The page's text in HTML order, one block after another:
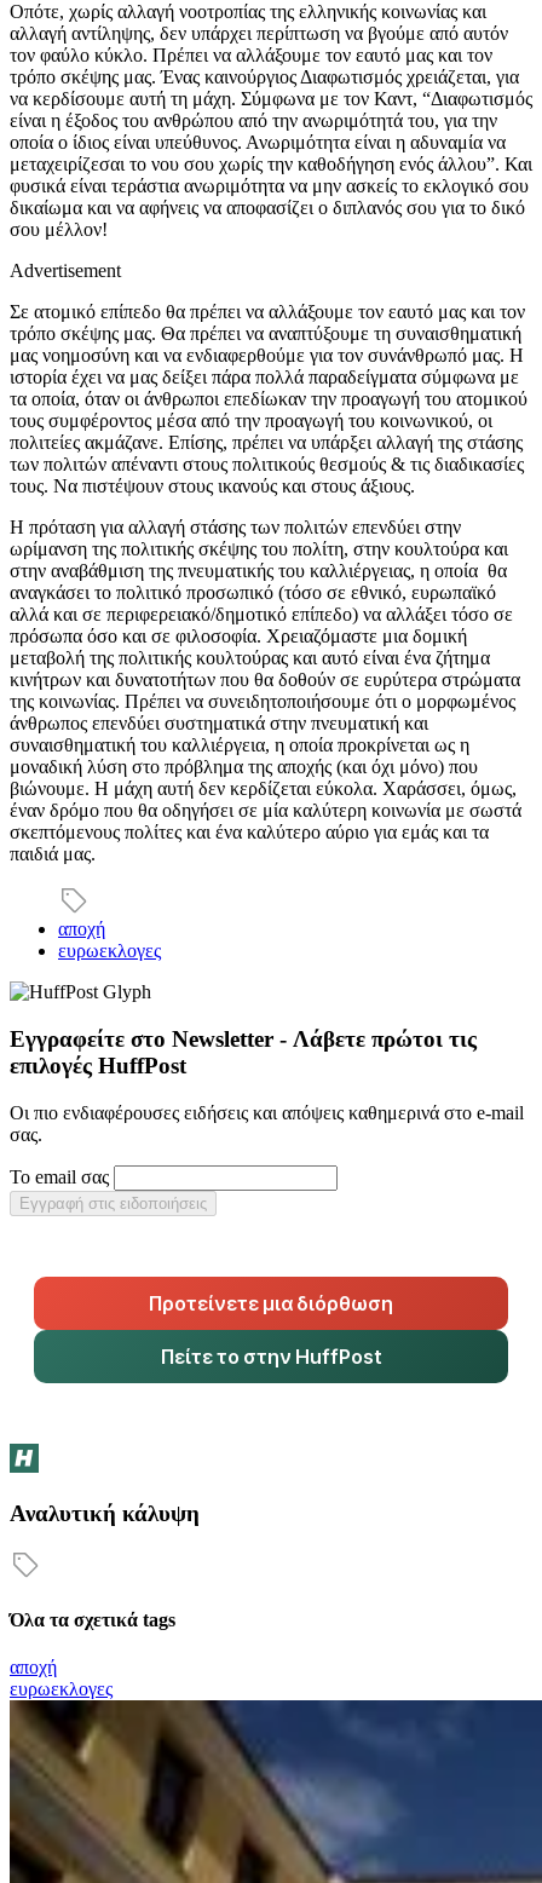
Οπότε, χωρίς αλλαγή νοοτροπίας της ελληνικής κοινωνίας και
αλλαγή αντίληψης, δεν υπάρχει περίπτωση να βγούμε από αυτόν
τον φαύλο κύκλο. Πρέπει να αλλάξουμε τον εαυτό μας και τον
τρόπο σκέψης μας. Ένας καινούργιος Διαφωτισμός χρειάζεται, για
να κερδίσουμε αυτή τη μάχη. Σύμφωνα με τον Καντ, “Διαφωτισμός
είναι η έξοδος του ανθρώπου από την ανωριμότητά του, για την
οποία ο ίδιος είναι υπεύθυνος. Ανωριμότητα είναι η αδυναμία να
μεταχειρίζεσαι το νου σου χωρίς την καθοδήγηση ενός άλλου”. Και
φυσικά είναι τεράστια ανωριμότητα να μην ασκείς το εκλογικό σου
δικαίωμα και να αφήνεις να αποφασίζει ο διπλανός σου για το δικό
σου μέλλον!
Advertisement
Σε ατομικό επίπεδο θα πρέπει να αλλάξουμε τον εαυτό μας και τον
τρόπο σκέψης μας. Θα πρέπει να αναπτύξουμε τη συναισθηματική
μας νοημοσύνη και να ενδιαφερθούμε για τον συνάνθρωπό μας. Η
ιστορία έχει να μας δείξει πάρα πολλά παραδείγματα σύμφωνα με
τα οποία, όταν οι άνθρωποι επεδίωκαν την προαγωγή του ατομικού
τους συμφέροντος μέσα από την προαγωγή του κοινωνικού, οι
πολιτείες ακμάζανε. Επίσης, πρέπει να υπάρξει αλλαγή της στάσης
των πολιτών απέναντι στους πολιτικούς θεσμούς & τις διαδικασίες
τους. Να πιστέψουν στους ικανούς και στους άξιους.
Η πρόταση για αλλαγή στάσης των πολιτών επενδύει στην
ωρίμανση της πολιτικής σκέψης του πολίτη, στην κουλτούρα και
στην αναβάθμιση της πνευματικής του καλλιέργειας, η οποία θα
αναγκάσει το πολιτικό προσωπικό (τόσο σε εθνικό, ευρωπαϊκό
αλλά και σε περιφερειακό/δημοτικό επίπεδο) να αλλάξει τόσο σε
πρόσωπα όσο και σε φιλοσοφία. Χρειαζόμαστε μια δομική
μεταβολή της πολιτικής κουλτούρας και αυτό είναι ένα ζήτημα
κινήτρων και δυνατοτήτων που θα δοθούν σε ευρύτερα στρώματα
της κοινωνίας. Πρέπει να συνειδητοποιήσουμε ότι ο μορφωμένος
άνθρωπος επενδύει συστηματικά στην πνευματική και
συναισθηματική του καλλιέργεια, η οποία προκρίνεται ως η
μοναδική λύση στο πρόβλημα της αποχής (και όχι μόνο) που
βιώνουμε. Η μάχη αυτή δεν κερδίζεται εύκολα. Χαράσσει, όμως,
έναν δρόμο που θα οδηγήσει σε μία καλύτερη κοινωνία με σωστά
σκεπτόμενους πολίτες και ένα καλύτερο αύριο για εμάς και τα
παιδιά μας.
αποχή
ευρωεκλογες
Εγγραφείτε στο Newsletter - Λάβετε πρώτοι τις
επιλογές HuffPost
Οι πιο ενδιαφέρουσες ειδήσεις και απόψεις καθημερινά στο e-mail
σας.
Το email σας
Εγγραφή στις ειδοποιήσεις
Προτείνετε μια διόρθωση
Πείτε το στην HuffPost
Αναλυτική κάλυψη
Όλα τα σχετικά tags
αποχή
ευρωεκλογες